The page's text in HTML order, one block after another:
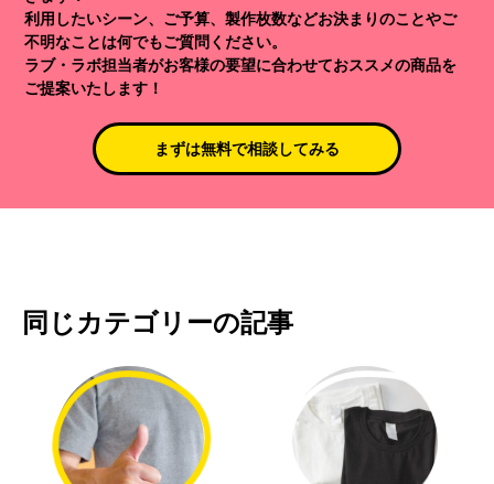
利用したいシーン、ご予算、製作枚数などお決まりのことやご
不明なことは何でもご質問ください。
ラブ・ラボ担当者がお客様の要望に合わせておススメの商品を
ご提案いたします！
まずは無料で相談してみる
同じカテゴリーの記事